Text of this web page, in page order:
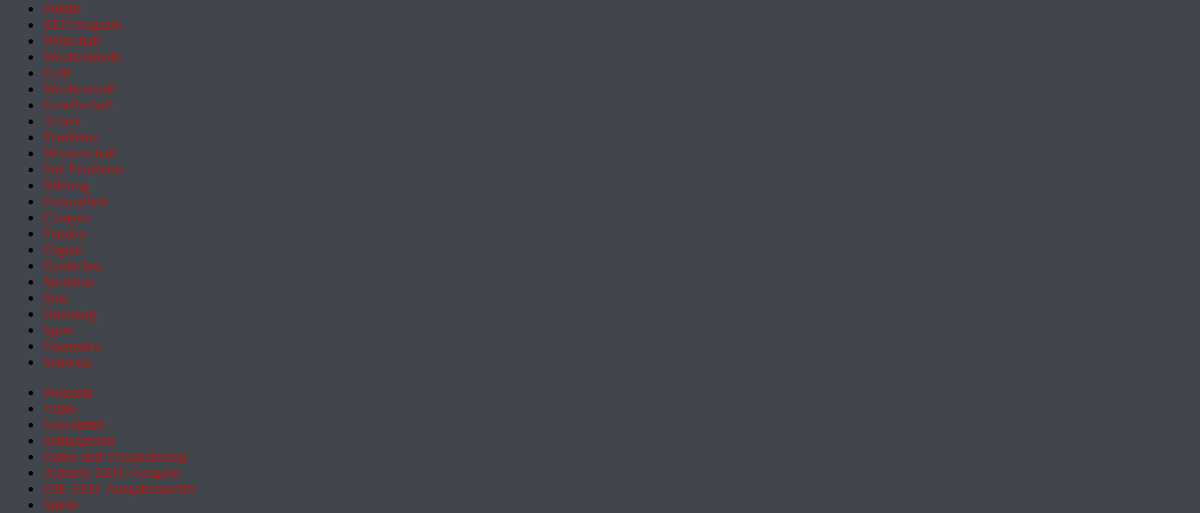
Politik
ZEITmagazin
Wirtschaft
Wochenmarkt
Geld
Wochenende
Gesellschaft
Arbeit
Feuilleton
Wissenschaft
Pol. Feuilleton
Bildung
Gesundheit
Campus
Familie
Digital
Entdecken
Mobilität
Sinn
Hamburg
Sport
Österreich
Schweiz
Podcasts
Video
Newsletter
Schlagzeilen
Daten und Visualisierung
Aktuelle ZEIT-Ausgabe
DIE ZEIT Ausgabenarchiv
Spiele